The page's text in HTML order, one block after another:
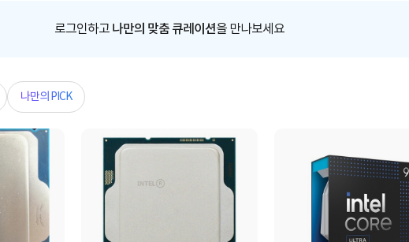
로그인하고 나만의 맞춤 큐레이션을 만나보세요
나만의 PICK